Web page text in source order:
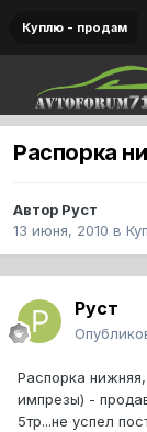
Куплю - продам
Распорка
Автор Руст
13 июня, 2010 в
Руст
Распорка
импрезы) -
5тр...не успел